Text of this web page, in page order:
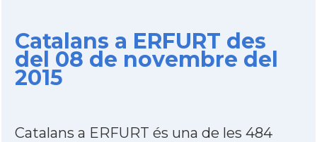
Catalans a ERFURT des
del 08 de novembre del
2015
Catalans a ERFURT és una de les 484